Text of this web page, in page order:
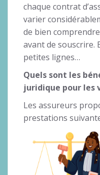
chaque contrat
varier
de bien
avant de souscrire.
petites lignes…
Quels sont les
juridique pour les
Les assureurs
prestations